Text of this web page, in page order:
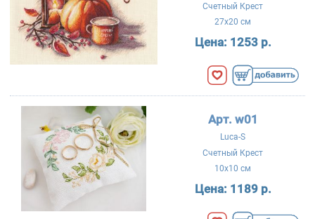
Счетный Крест
27x20 см
Цена: 1253 р.
Арт. w01
Luca-S
Счетный Крест
10x10 см
Цена: 1189 р.